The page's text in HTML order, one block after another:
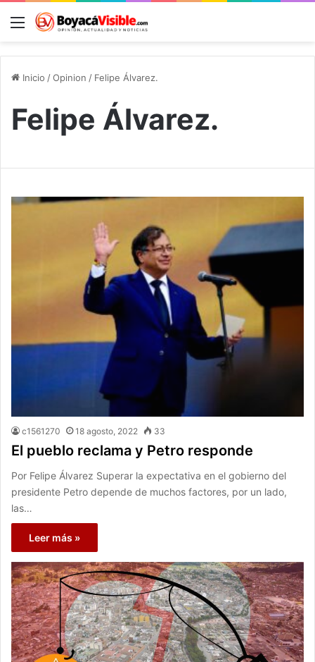
Menú
Inicio /Opinion / Felipe Álvarez.
Felipe Álvarez.
c1561270 18 agosto, 2022 33
El pueblo reclama y Petro responde
Por Felipe Álvarez Superar la expectativa en el gobierno del
presidente Petro depende de muchos factores, por un lado,
las…
Leer más »